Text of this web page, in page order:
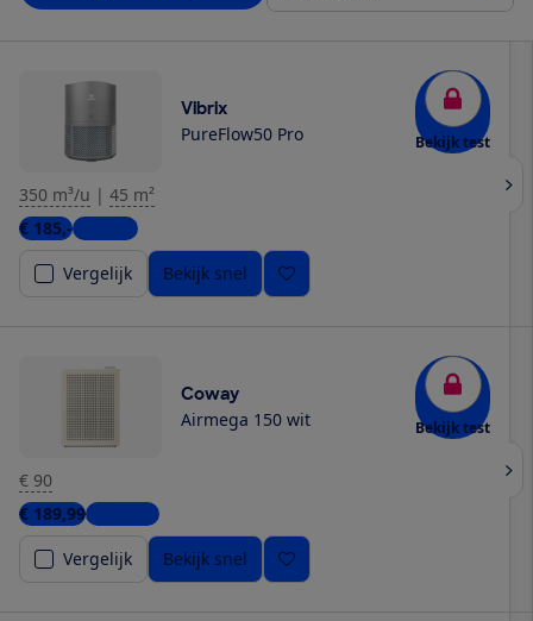
Vibrix
PureFlow50 Pro Bekijk test
350 m³/u | 45 m²
€ 185,-1 winkel
Vergelijk
Bekijk snel
Coway
Airmega 150 wit Bekijk test
€ 90
€ 189,993 winkels
Vergelijk
Bekijk snel